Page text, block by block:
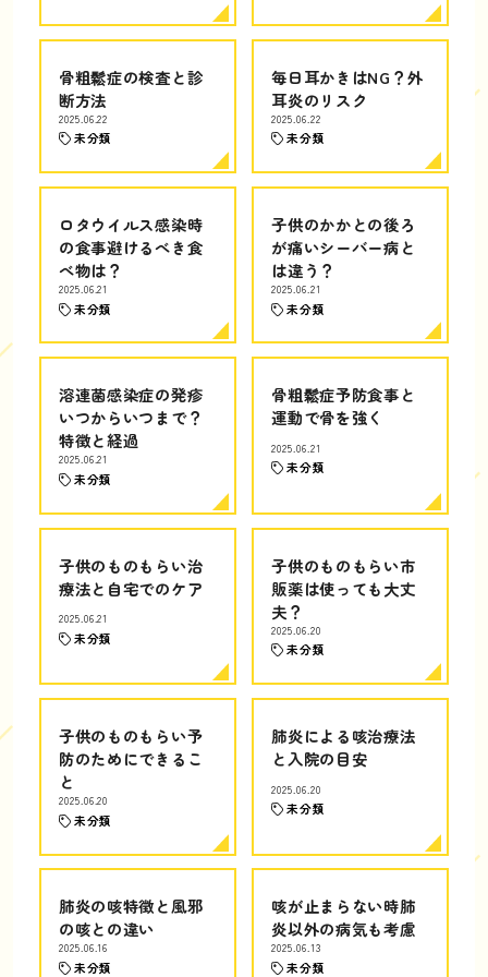
骨粗鬆症の検査と診
断方法
2025.06.22
未分類
毎日耳かきはNG？外
耳炎のリスク
2025.06.22
未分類
ロタウイルス感染時
の食事避けるべき食
べ物は？
2025.06.21
未分類
子供のかかとの後ろ
が痛いシーバー病と
は違う？
2025.06.21
未分類
溶連菌感染症の発疹
いつからいつまで？
特徴と経過
2025.06.21
未分類
骨粗鬆症予防食事と
運動で骨を強く
2025.06.21
未分類
子供のものもらい治
療法と自宅でのケア
2025.06.21
未分類
子供のものもらい市
販薬は使っても大丈
夫？
2025.06.20
未分類
子供のものもらい予
防のためにできるこ
と
2025.06.20
未分類
肺炎による咳治療法
と入院の目安
2025.06.20
未分類
肺炎の咳特徴と風邪
の咳との違い
2025.06.16
未分類
咳が止まらない時肺
炎以外の病気も考慮
2025.06.13
未分類